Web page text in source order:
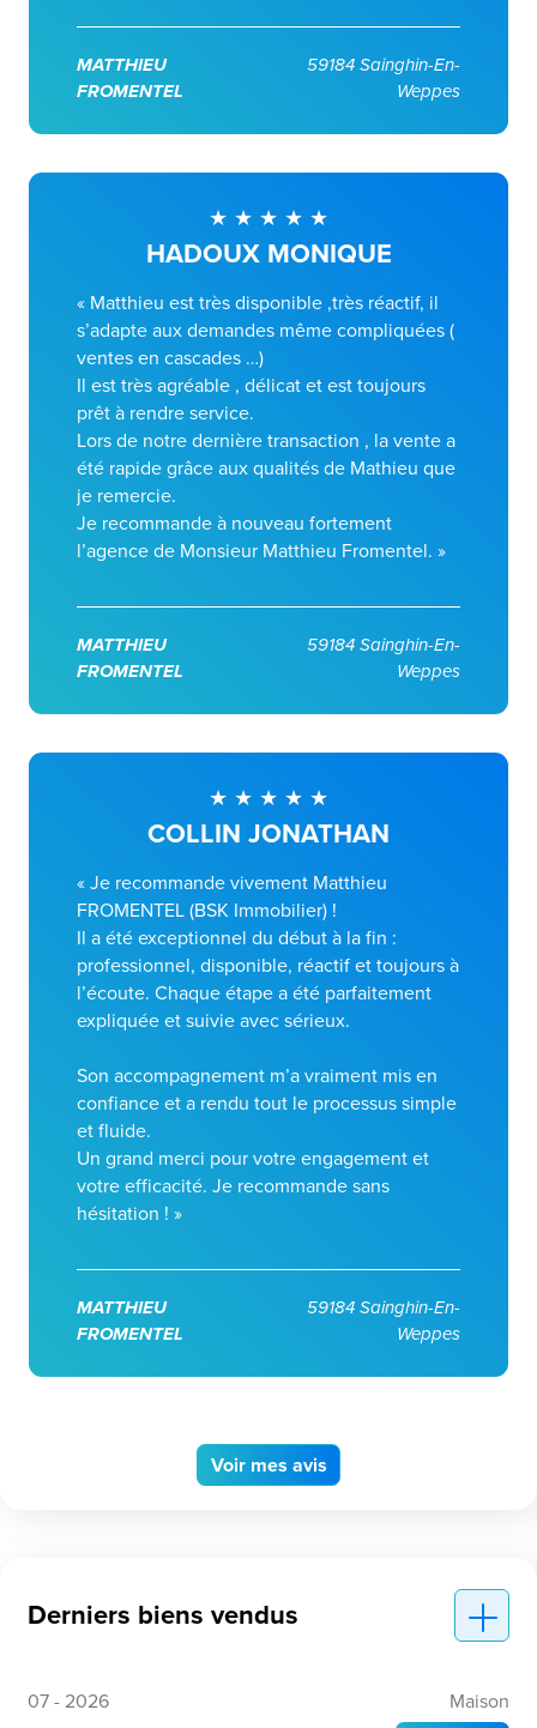
Voir mes avis
MATTHIEU
FROMENTEL
59184 Sainghin-En-
Weppes
HADOUX MONIQUE
« Matthieu est très disponible ,très réactif, il
s’adapte aux demandes même compliquées (
ventes en cascades …)
Il est très agréable , délicat et est toujours
prêt à rendre service.
Lors de notre dernière transaction , la vente a
été rapide grâce aux qualités de Mathieu que
je remercie.
Je recommande à nouveau fortement
l’agence de Monsieur Matthieu Fromentel. »
MATTHIEU
FROMENTEL
59184 Sainghin-En-
Weppes
COLLIN JONATHAN
« Je recommande vivement Matthieu
FROMENTEL (BSK Immobilier) !
Il a été exceptionnel du début à la fin :
professionnel, disponible, réactif et toujours à
l’écoute. Chaque étape a été parfaitement
expliquée et suivie avec sérieux.
Son accompagnement m’a vraiment mis en
confiance et a rendu tout le processus simple
et fluide.
Un grand merci pour votre engagement et
votre efficacité. Je recommande sans
hésitation ! »
MATTHIEU
FROMENTEL
59184 Sainghin-En-
Weppes
Derniers biens vendus
07 - 2026
Maison